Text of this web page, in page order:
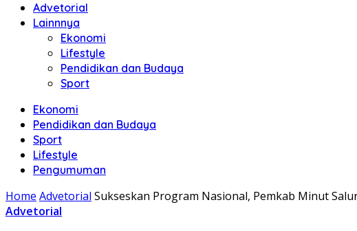
Advetorial
Lainnnya
Ekonomi
Lifestyle
Pendidikan dan Budaya
Sport
Ekonomi
Pendidikan dan Budaya
Sport
Lifestyle
Pengumuman
Home Advetorial Sukseskan Program Nasional, Pemkab Minut
Advetorial